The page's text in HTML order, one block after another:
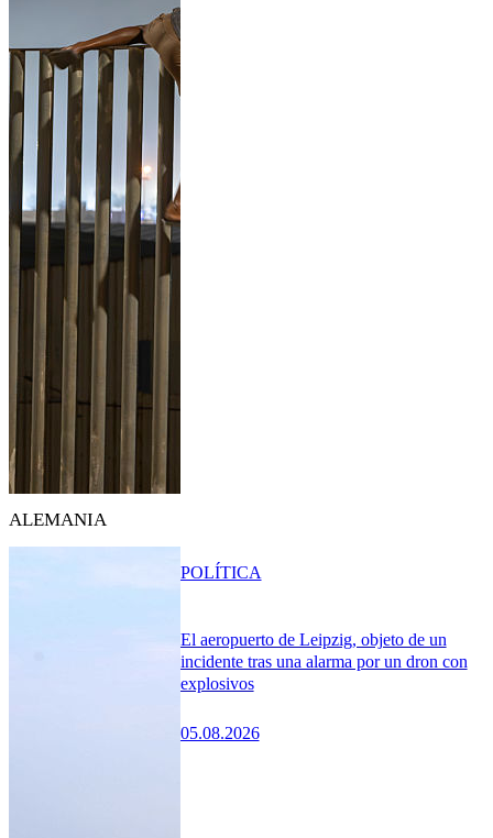
ALEMANIA
El aeropuerto de Leipzig, objeto de un
incidente tras una alarma por un dron con
explosivos
05.08.2026
POLÍTICA